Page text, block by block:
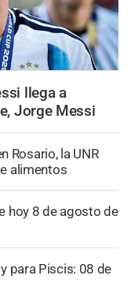
llega a
Jorge Messi
Rosario, la UNR
alimentos
hoy 8 de agosto de
para Piscis: 08 de